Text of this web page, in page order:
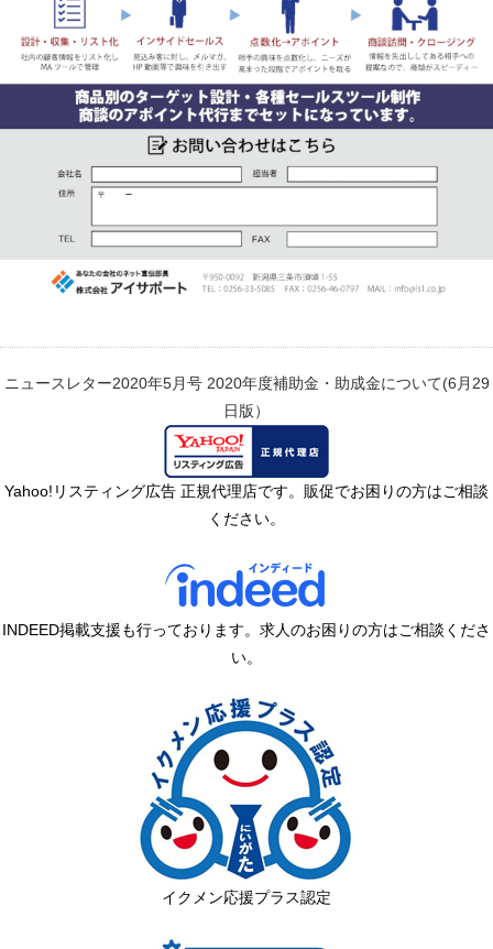
ニュースレター2020年5月号 2020年度補助金・助成金について(6月29
日版）
Yahoo!リスティング広告 正規代理店です。販促でお困りの方はご相談
ください。
INDEED掲載支援も行っております。求人のお困りの方はご相談くださ
い。
イクメン応援プラス認定